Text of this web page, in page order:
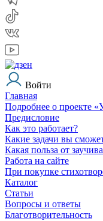
Войти
Главная
Подробнее о проекте
Предисловие
Как это работает?
Какие задачи вы
Какая польза от
Работа на сайте
При покупке
Каталог
Статьи
Вопросы и ответы
Благотворительность